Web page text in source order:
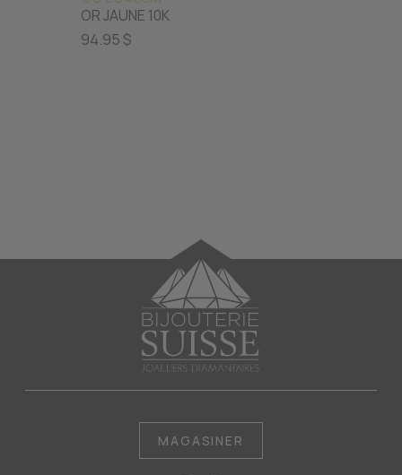
OR JAUNE 10K
94.95 $
MAGASINER